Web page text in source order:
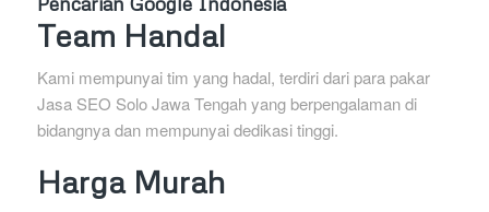
Team Handal
Kami mempunyai tim yang hadal, terdiri dari para pakar
Jasa SEO Solo Jawa Tengah yang berpengalaman di
bidangnya dan mempunyai dedikasi tinggi.
Harga Murah